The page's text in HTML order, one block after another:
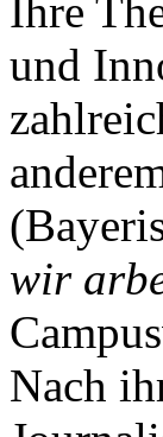
Ihre
und
wir
Nach